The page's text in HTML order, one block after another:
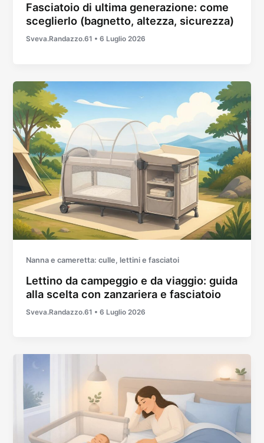
Fasciatoio di ultima generazione: come
sceglierlo (bagnetto, altezza, sicurezza)
Sveva.Randazzo.61 •6 Luglio 2026
Nanna e cameretta: culle, lettini e fasciatoi
Lettino da campeggio e da viaggio: guida
alla scelta con zanzariera e fasciatoio
Sveva.Randazzo.61 •6 Luglio 2026